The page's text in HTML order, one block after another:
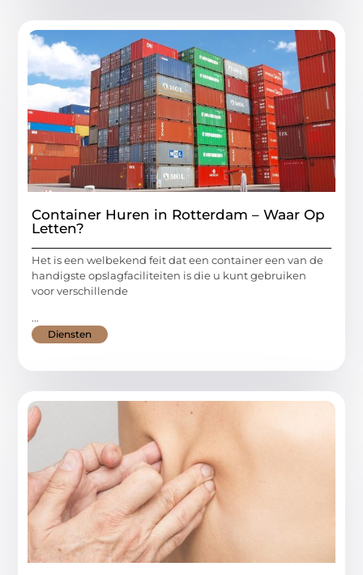
Container Huren in Rotterdam – Waar Op
Letten?
Het is een welbekend feit dat een container een van de
handigste opslagfaciliteiten is die u kunt gebruiken
voor verschillende
...
Diensten